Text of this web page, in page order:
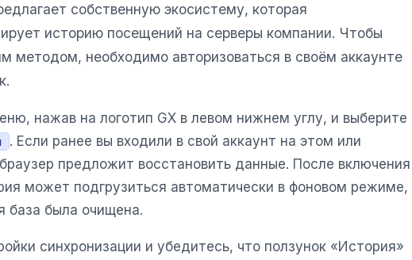
собственную экосистему, которая
историю посещений на серверы компании. Чтобы
методом, необходимо авторизоваться в своём аккаунте
нажав на логотип GX в левом нижнем углу, и выберите
. Если ранее вы входили в свой аккаунт на этом или
предложит восстановить данные. После включения
может подгрузиться автоматически в фоновом режиме,
база была очищена.
синхронизации и убедитесь, что ползунок «История»